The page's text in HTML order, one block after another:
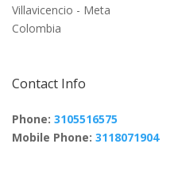
Villavicencio - Meta
Colombia
Contact Info
Phone: 3105516575
Mobile Phone: 3118071904